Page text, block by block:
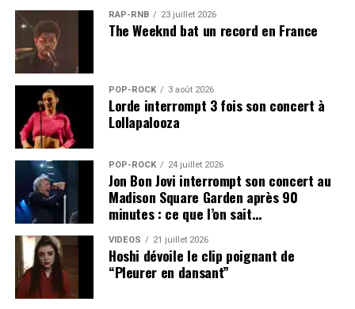
RAP-RNB 23 juillet 2026
The Weeknd bat un record en France
POP-ROCK 3 août 2026
Lorde interrompt 3 fois son concert à
Lollapalooza
POP-ROCK 24 juillet 2026
Jon Bon Jovi interrompt son concert au
Madison Square Garden après 90
minutes : ce que l’on sait…
VIDEOS 21 juillet 2026
Hoshi dévoile le clip poignant de
“Pleurer en dansant”